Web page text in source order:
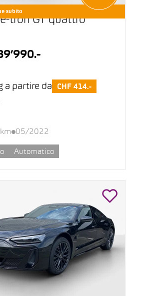
subito
tron GT quattro
a partire da CHF 414.-
05/2022
Automatico